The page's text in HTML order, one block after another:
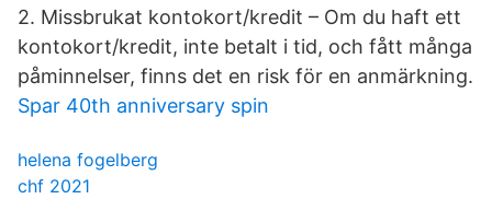
2. Missbrukat kontokort/kredit – Om du haft ett
kontokort/kredit, inte betalt i tid, och fått många
påminnelser, finns det en risk för en anmärkning.
Spar 40th anniversary spin
helena fogelberg
chf 2021